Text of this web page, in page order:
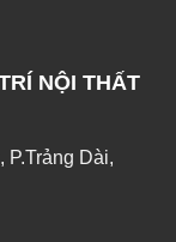
NỘI THẤT
Dài,